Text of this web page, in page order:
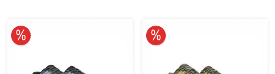
10% reduziert 10% reduziert